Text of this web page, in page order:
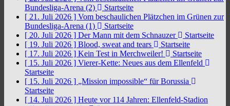
Bundesliga-Arena (2)
Startseite
[ 21. Juli 2026 ] Vom beschaulichen Plätzchen im Grünen zur
Bundesliga-Arena (1)
Startseite
[ 20. Juli 2026 ] Der Mann mit dem Schnauzer
Startseite
[ 19. Juli 2026 ] Blood, sweat and tears
Startseite
[ 17. Juli 2026 ] Kein Test in Merchweiler!
Startseite
[ 15. Juli 2026 ] Vierer-Kette: Neues aus dem Ellenfeld
Startseite
[ 15. Juli 2026 ] „Mission impossible“ für Borussia
Startseite
[ 14. Juli 2026 ] Heute vor 114 Jahren: Ellenfeld-Stadion